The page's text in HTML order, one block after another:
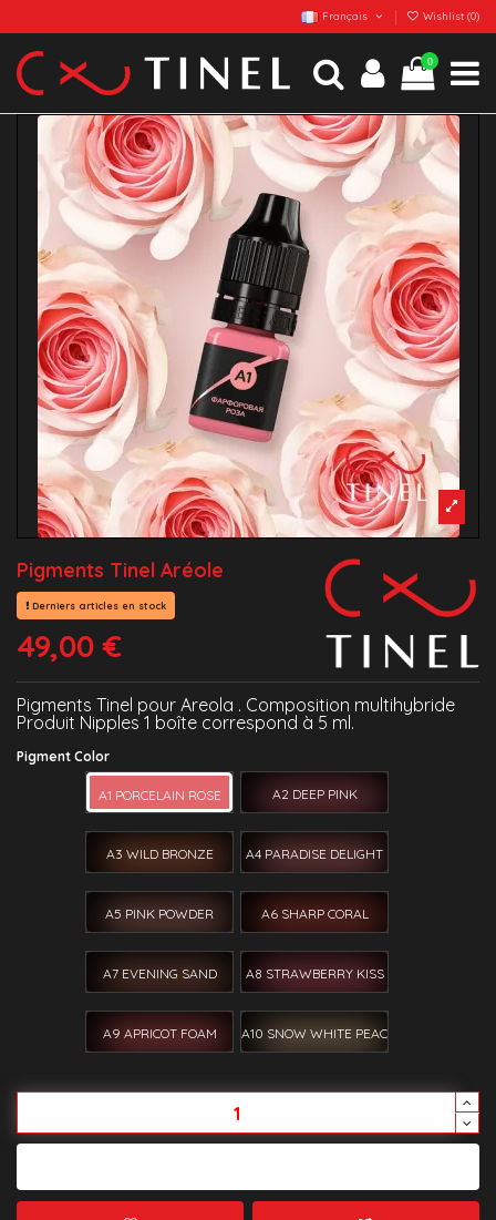
Français Wishlist (0)
0
Pigments Tinel Aréole
Derniers articles en stock
49,00 €
Pigments Tinel pour Areola . Composition multihybride
Produit Nipples 1 boîte correspond à 5 ml.
Pigment Color
A1 PORCELAIN ROSE A2 DEEP PINK
A3 WILD BRONZE A4 PARADISE DELIGHT
A5 PINK POWDER A6 SHARP CORAL
A7 EVENING SAND A8 STRAWBERRY KISS
A9 APRICOT FOAM A10 SNOW WHITE PEACH